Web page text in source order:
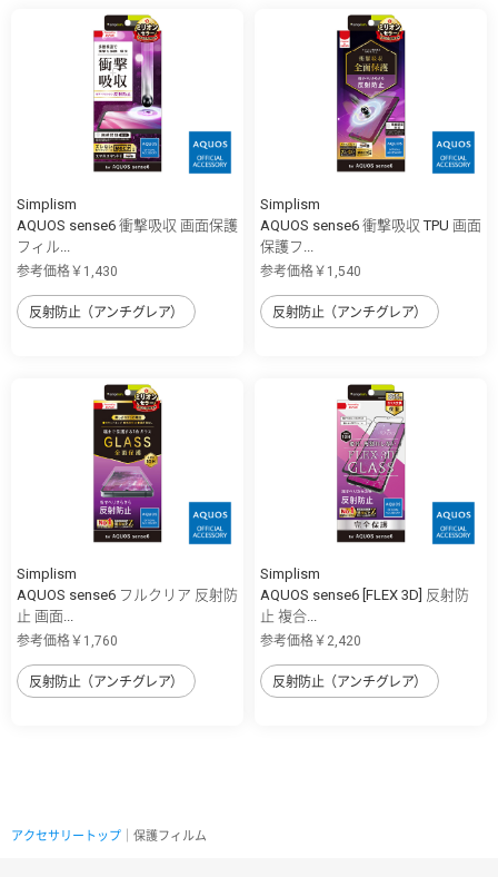
Simplism
AQUOS sense6 衝撃吸収 画面保護
フィル...
参考価格￥1,430
反射防止（アンチグレア）
Simplism
AQUOS sense6 衝撃吸収 TPU 画面
保護フ...
参考価格￥1,540
反射防止（アンチグレア）
Simplism
AQUOS sense6 フルクリア 反射防
止 画面...
参考価格￥1,760
反射防止（アンチグレア）
Simplism
AQUOS sense6 [FLEX 3D] 反射防
止 複合...
参考価格￥2,420
反射防止（アンチグレア）
アクセサリートップ ｜保護フィルム